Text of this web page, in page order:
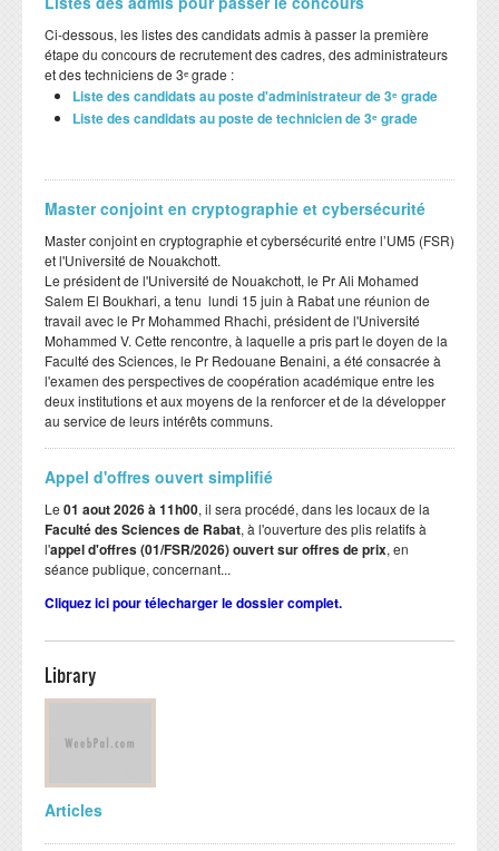
Ci-dessous, les listes des candidats admis à passer la première
étape du concours de recrutement des cadres, des administrateurs
et des techniciens de 3ᵉ grade :
Liste des candidats au poste d'administrateur de 3ᵉ grade
Liste des candidats au poste de technicien de 3ᵉ grade
Master conjoint en cryptographie et cybersécurité
Master conjoint en cryptographie et cybersécurité entre l’UM5 (FSR)
et l'Université de Nouakchott.
Le président de l'Université de Nouakchott, le Pr Ali Mohamed
Salem El Boukhari, a tenu lundi 15 juin à Rabat une réunion de
travail avec le Pr Mohammed Rhachi, président de l'Université
Mohammed V. Cette rencontre, à laquelle a pris part le doyen de la
Faculté des Sciences, le Pr Redouane Benaini, a été consacrée à
l'examen des perspectives de coopération académique entre les
deux institutions et aux moyens de la renforcer et de la développer
au service de leurs intérêts communs.
Appel d'offres ouvert simplifié
Le 01 aout 2026 à 11h00, il sera procédé, dans les locaux de la
Faculté des Sciences de Rabat, à l'ouverture des plis relatifs à
l'appel d'offres (01/FSR/2026) ouvert sur offres de prix, en
séance publique, concernant...
Cliquez ici pour télecharger le dossier complet.
Library
Articles